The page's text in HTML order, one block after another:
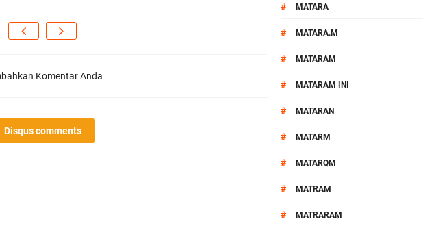
Komentar Anda
Disqus comments
# MATARA
# MATARA.M
# MATARAM
# MATARAM INI
# MATARAN
# MATARM
# MATARQM
# MATRAM
# MATRARAM